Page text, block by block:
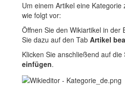
Um einem Artikel eine
wie folgt vor:
Öffnen Sie den Wikiartikel in der
Sie dazu auf den Tab Artikel
Klicken Sie anschließend auf die
einfügen.